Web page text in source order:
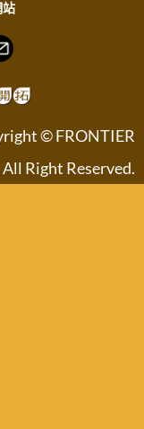
站
© FRONTIER
Right Reserved.